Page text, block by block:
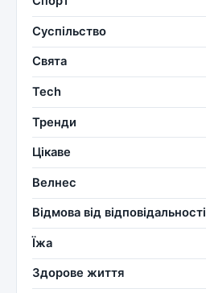
Суспільство
Свята
Tech
Тренди
Цікаве
Велнес
Відмова від відповідальності
Їжа
Здорове життя